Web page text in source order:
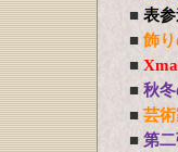
■ 表
■ 飾
■
■ 秋
■ 芸
■ 第